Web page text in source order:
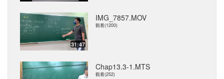
31:47
IMG_7857.MOV
觀看(1200)
Chap13.3-1.MTS
觀看(252)